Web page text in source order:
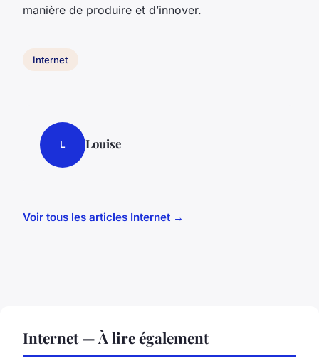
manière de produire et d’innover.
Internet
L Louise
Voir tous les articles Internet →
Internet — À lire également